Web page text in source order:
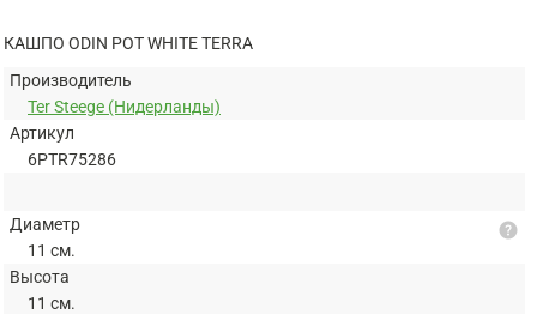
КАШПО ODIN POT WHITE TERRA
Производитель
Ter Steege (Нидерланды)
Артикул
6PTR75286
Диаметр
11 см.
Высота
11 см.
help